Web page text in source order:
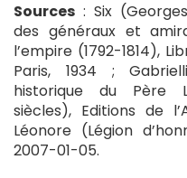
Sources : Six
des généraux et
l’empire (1792-1814),
Paris, 1934 ;
historique du Père
siècles), Editions de
Léonore (Légion
2007-01-05.